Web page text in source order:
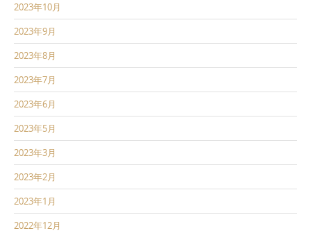
2023年10月
2023年9月
2023年8月
2023年7月
2023年6月
2023年5月
2023年3月
2023年2月
2023年1月
2022年12月